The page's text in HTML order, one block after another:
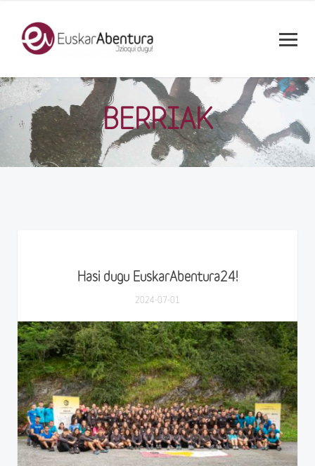
BERRIAK
Hasi dugu EuskarAbentura24!
2024-07-01